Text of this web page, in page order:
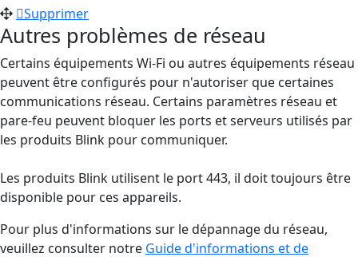
Supprimer
Autres problèmes de réseau
Certains équipements Wi-Fi ou autres équipements réseau
peuvent être configurés pour n'autoriser que certaines
communications réseau. Certains paramètres réseau et
pare-feu peuvent bloquer les ports et serveurs utilisés par
les produits Blink pour communiquer.
Les produits Blink utilisent le port 443, il doit toujours être
disponible pour ces appareils.
Pour plus d'informations sur le dépannage du réseau,
veuillez consulter notre Guide d'informations et de